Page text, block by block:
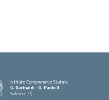
Istituto Comprensivo Statale
G. Garibaldi - G. Paolo II
Salemi (TP)